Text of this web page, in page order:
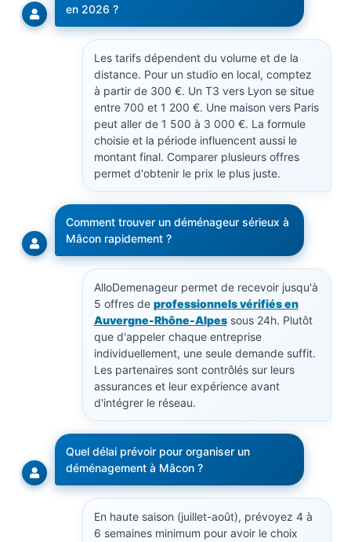
en 2026 ?
Les tarifs dépendent du volume et de la
distance. Pour un studio en local, comptez
à partir de 300 €. Un T3 vers Lyon se situe
entre 700 et 1 200 €. Une maison vers Paris
peut aller de 1 500 à 3 000 €. La formule
choisie et la période influencent aussi le
montant final. Comparer plusieurs offres
permet d'obtenir le prix le plus juste.
Comment trouver un déménageur sérieux à
Mâcon rapidement ?
AlloDemenageur permet de recevoir jusqu'à
5 offres de professionnels vérifiés en
Auvergne-Rhône-Alpessous 24h. Plutôt
que d'appeler chaque entreprise
individuellement, une seule demande suffit.
Les partenaires sont contrôlés sur leurs
assurances et leur expérience avant
d'intégrer le réseau.
Quel délai prévoir pour organiser un
déménagement à Mâcon ?
En haute saison (juillet-août), prévoyez 4 à
6 semaines minimum pour avoir le choix